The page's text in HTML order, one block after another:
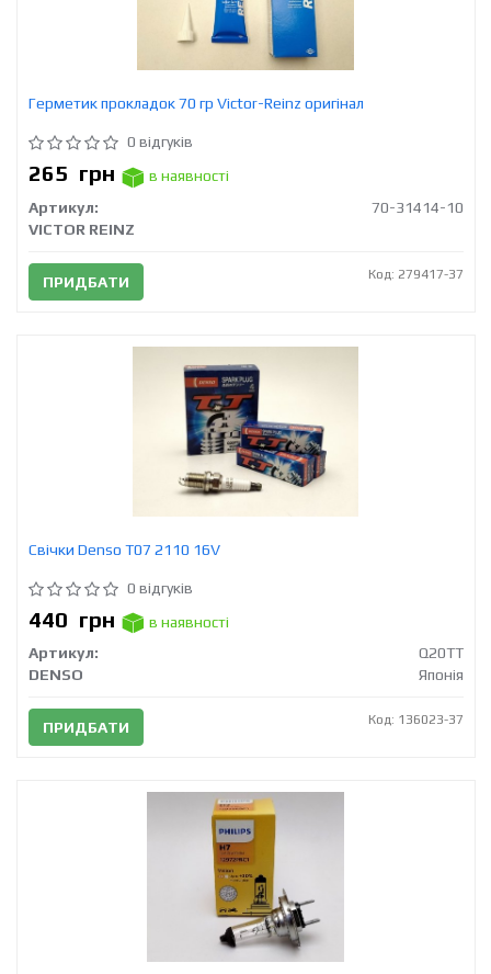
Герметик прокладок 70 гр Victor-Reinz оригінал
0 відгуків
265 грн
в наявності
Артикул:
70-31414-10
VICTOR REINZ
ПРИДБАТИ Код: 279417-37
Свічки Denso T07 2110 16V
0 відгуків
440 грн
в наявності
Артикул:
Q20TT
DENSO
Японія
ПРИДБАТИ Код: 136023-37